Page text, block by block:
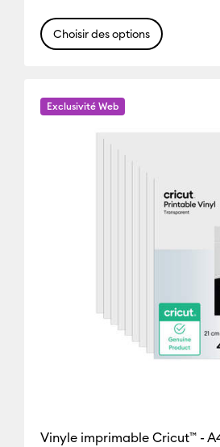
Choisir des options
Exclusivité Web
Vinyle imprimable Cricut™ -